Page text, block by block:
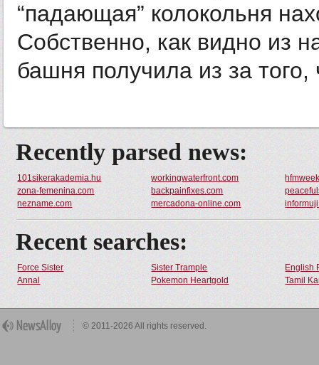
“падающая” колокольня
Собственно, как видно из
башня получила из за того,
Recently parsed news:
101sikerakademia.hu workingwaterfront.com
zona-femenina.com
backpainfixes.com
nezname.com
mercadona-online.com
Recent searches:
Force Sister Sister Trample
English
Annal
Pokemon Heartgold Tamil
© 2011-2026 All rights reserved.